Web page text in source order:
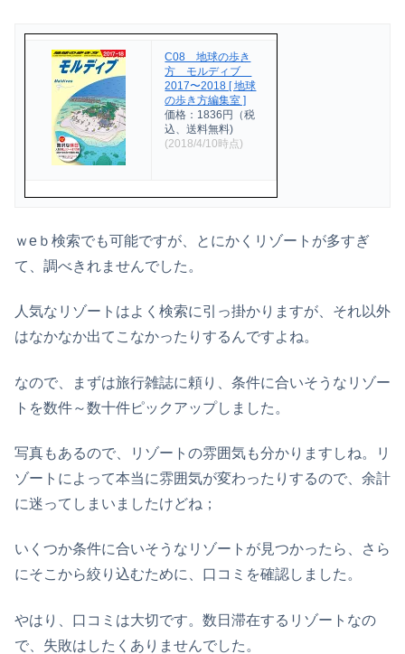
C08 地球の歩き
方 モルディブ
2017〜2018 [ 地球
の歩き方編集室 ]
価格：1836円（税
込、送料無料)
(2018/4/10時点)
ｗeｂ検索でも可能ですが、とにかくリゾートが多すぎ
て、調べきれませんでした。
人気なリゾートはよく検索に引っ掛かりますが、それ以外
はなかなか出てこなかったりするんですよね。
なので、まずは旅行雑誌に頼り、条件に合いそうなリゾー
トを数件～数十件ピックアップしました。
写真もあるので、リゾートの雰囲気も分かりますしね。リ
ゾートによって本当に雰囲気が変わったりするので、余計
に迷ってしまいましたけどね；
いくつか条件に合いそうなリゾートが見つかったら、さら
にそこから絞り込むために、口コミを確認しました。
やはり、口コミは大切です。数日滞在するリゾートなの
で、失敗はしたくありませんでした。